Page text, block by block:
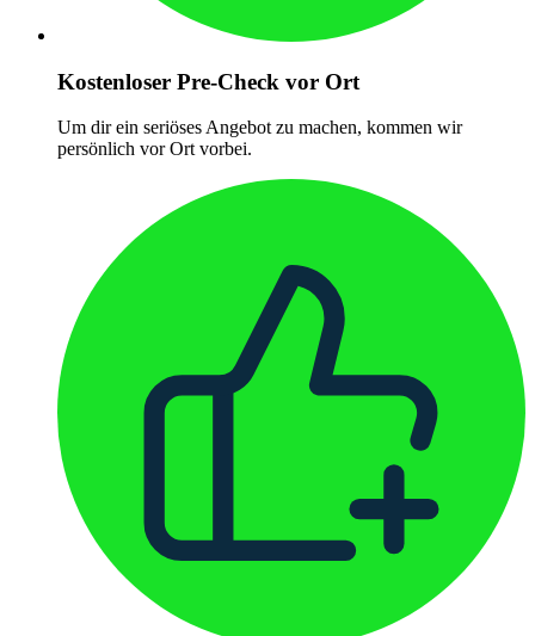
Kostenloser Pre-Check vor Ort
Um dir ein seriöses Angebot zu machen, kommen wir
persönlich vor Ort vorbei.